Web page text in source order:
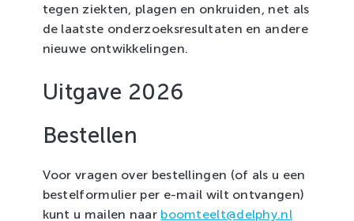
tegen ziekten, plagen en onkruiden, net als
de laatste onderzoeksresultaten en andere
nieuwe ontwikkelingen.
Uitgave 2026
Bestellen
Voor vragen over bestellingen (of als u een
bestelformulier per e-mail wilt ontvangen)
kunt u mailen naar boomteelt@delphy.nl